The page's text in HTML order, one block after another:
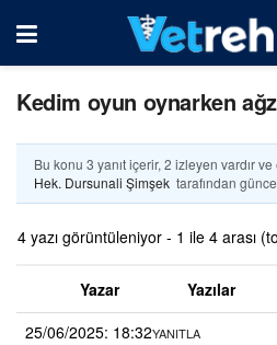
Kedim oyun oynarken
Bu konu 3 yanıt içerir, 2 izleyen vardır
Hek. Dursunali Şimşek tarafından
4 yazı görüntüleniyor - 1 ile 4 arası
Yazar
Yazılar
25/06/2025: 18:32YANITLA